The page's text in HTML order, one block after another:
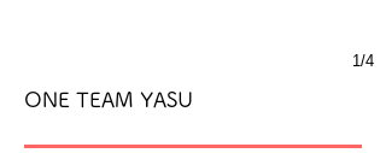
1/4
ONE TEAM YASU